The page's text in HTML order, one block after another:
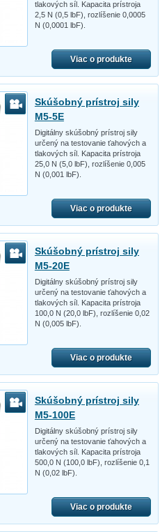
tlakových síl. Kapacita prístroja
2,5 N (0,5 lbF), rozlíšenie 0,0005
N (0,0001 lbF).
Viac o produkte
Skúšobný prístroj sily
M5-5E
Digitálny skúšobný prístroj sily
určený na testovanie ťahových a
tlakových síl. Kapacita prístroja
25,0 N (5,0 lbF), rozlíšenie 0,005
N (0,001 lbF).
Viac o produkte
Skúšobný prístroj sily
M5-20E
Digitálny skúšobný prístroj sily
určený na testovanie ťahových a
tlakových síl. Kapacita prístroja
100,0 N (20,0 lbF), rozlíšenie 0,02
N (0,005 lbF).
Viac o produkte
Skúšobný prístroj sily
M5-100E
Digitálny skúšobný prístroj sily
určený na testovanie ťahových a
tlakových síl. Kapacita prístroja
500,0 N (100,0 lbF), rozlíšenie 0,1
N (0,02 lbF).
Viac o produkte